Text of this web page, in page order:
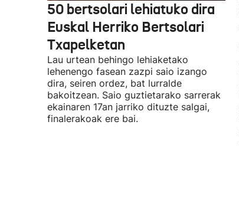
50 bertsolari lehiatuko dira
Euskal Herriko Bertsolari
Txapelketan
Lau urtean behingo lehiaketako
lehenengo fasean zazpi saio izango
dira, seiren ordez, bat lurralde
bakoitzean. Saio guztietarako sarrerak
ekainaren 17an jarriko dituzte salgai,
finalerakoak ere bai.